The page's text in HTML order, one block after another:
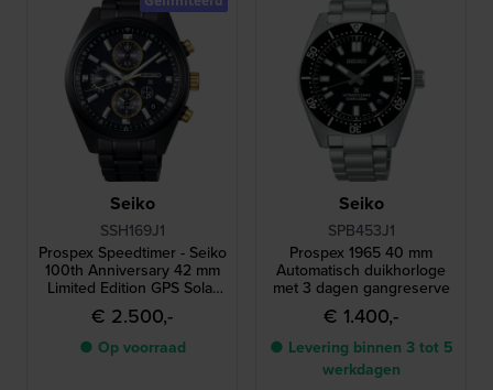
Seiko
SSH169J1
Prospex Speedtimer - Seiko
100th Anniversary 42 mm
Limited Edition GPS Solar
heren chronograaf met
dubbele tijd
€ 2.500,-
● Op voorraad
Seiko
SPB453J1
Prospex 1965 40 mm
Automatisch duikhorloge
met 3 dagen gangreserve
€ 1.400,-
● Levering binnen 3 tot 5
werkdagen